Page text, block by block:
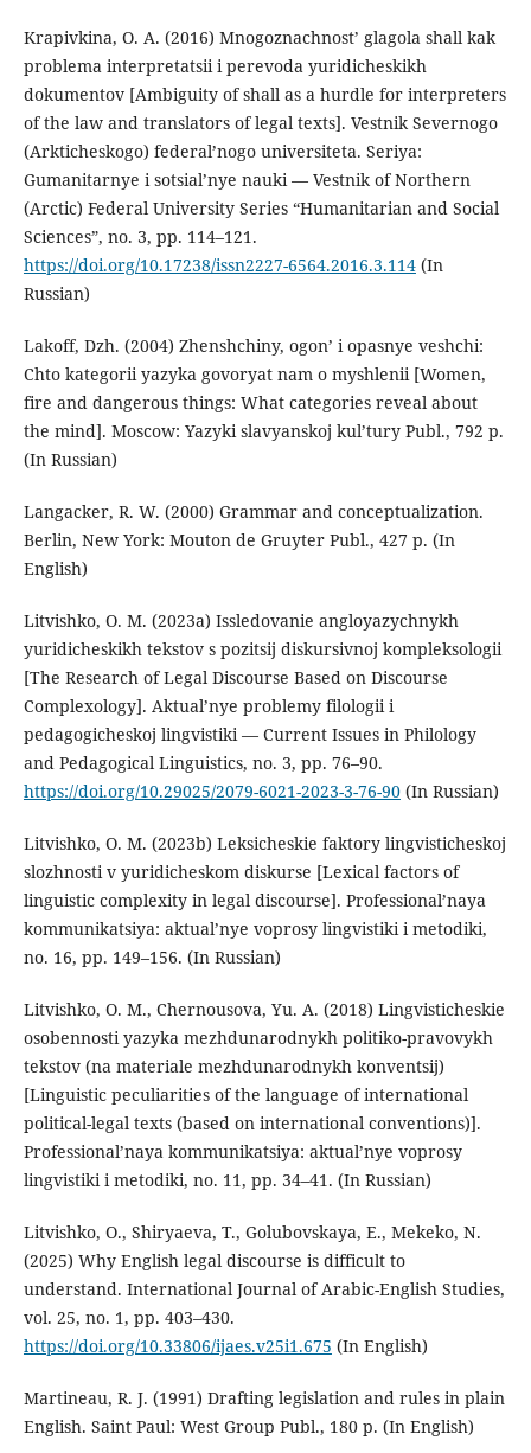
Krapivkina, O. A. (2016) Mnogoznachnost’ glagola shall kak
problema interpretatsii i perevoda yuridicheskikh
dokumentov [Ambiguity of shall as a hurdle for interpreters
of the law and translators of legal texts]. Vestnik Severnogo
(Arkticheskogo) federal’nogo universiteta. Seriya:
Gumanitarnye i sotsial’nye nauki — Vestnik of Northern
(Arctic) Federal University Series “Humanitarian and Social
Sciences”, no. 3, pp. 114–121.
https://doi.org/10.17238/issn2227-6564.2016.3.114(In
Russian)
Lakoff, Dzh. (2004) Zhenshchiny, ogon’ i opasnye veshchi:
Chto kategorii yazyka govoryat nam o myshlenii [Women,
fire and dangerous things: What categories reveal about
the mind]. Moscow: Yazyki slavyanskoj kul’tury Publ., 792 p.
(In Russian)
Langacker, R. W. (2000) Grammar and conceptualization.
Berlin, New York: Mouton de Gruyter Publ., 427 p. (In
English)
Litvishko, O. M. (2023a) Issledovanie angloyazychnykh
yuridicheskikh tekstov s pozitsij diskursivnoj kompleksologii
[The Research of Legal Discourse Based on Discourse
Complexology]. Aktual’nye problemy filologii i
pedagogicheskoj lingvistiki — Current Issues in Philology
and Pedagogical Linguistics, no. 3, pp. 76–90.
https://doi.org/10.29025/2079-6021-2023-3-76-90(In Russian)
Litvishko, O. M. (2023b) Leksicheskie faktory lingvisticheskoj
slozhnosti v yuridicheskom diskurse [Lexical factors of
linguistic complexity in legal discourse]. Professional’naya
kommunikatsiya: aktual’nye voprosy lingvistiki i metodiki,
no. 16, pp. 149–156. (In Russian)
Litvishko, O. M., Chernousova, Yu. A. (2018) Lingvisticheskie
osobennosti yazyka mezhdunarodnykh politiko-pravovykh
tekstov (na materiale mezhdunarodnykh konventsij)
[Linguistic peculiarities of the language of international
political-legal texts (based on international conventions)].
Professional’naya kommunikatsiya: aktual’nye voprosy
lingvistiki i metodiki, no. 11, pp. 34–41. (In Russian)
Litvishko, O., Shiryaeva, T., Golubovskaya, E., Mekeko, N.
(2025) Why English legal discourse is difficult to
understand. International Journal of Arabic-English Studies,
vol. 25, no. 1, pp. 403–430.
https://doi.org/10.33806/ijaes.v25i1.675 (In English)
Martineau, R. J. (1991) Drafting legislation and rules in plain
English. Saint Paul: West Group Publ., 180 p. (In English)